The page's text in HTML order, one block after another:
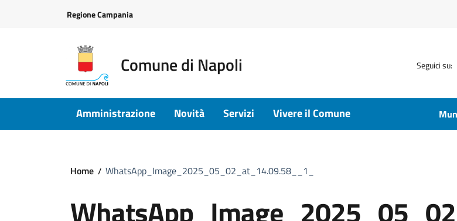
Regione Campania
Comune di Napoli Seguici su:
Amministrazione Novità Servizi Vivere il Comune
Home WhatsApp_Image_2025_05_02_at_14.09.58__1_